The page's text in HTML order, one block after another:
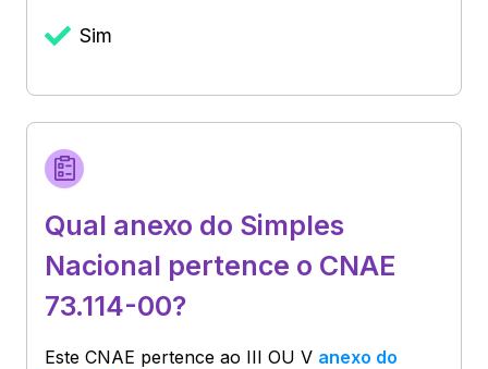
Sim
Qual anexo do Simples
Nacional pertence o CNAE
73.114-00?
Este CNAE pertence ao III OU V anexo do